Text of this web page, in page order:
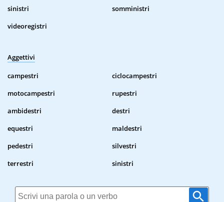
sinistri
somministri
videoregistri
Aggettivi
campestri
ciclocampestri
motocampestri
rupestri
ambidestri
destri
equestri
maldestri
pedestri
silvestri
terrestri
sinistri